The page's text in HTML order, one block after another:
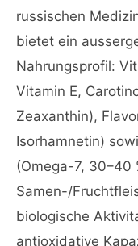
russischen
bietet ein
Nahrungsprofil:
Vitamin E,
Zeaxanthin),
Isorhamnetin)
(Omega-7, 30–40
Samen-/
biologische
antioxidative